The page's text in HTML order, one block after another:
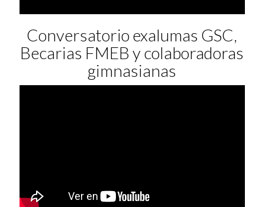
Conversatorio exalumas GSC,
Becarias FMEB y colaboradoras
gimnasianas